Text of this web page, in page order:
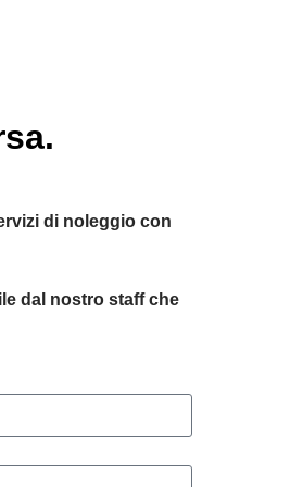
di noleggio con
dal nostro staff che